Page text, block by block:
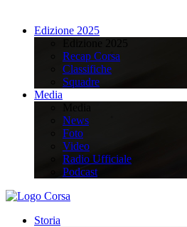
Edizione 2025
Recap Corsa
Classifiche
Squadre
Media
News
Foto
Video
Radio Ufficiale
Podcast
Storia